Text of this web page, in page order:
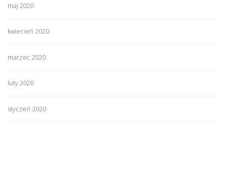
maj 2020
kwiecień 2020
marzec 2020
luty 2020
styczeń 2020